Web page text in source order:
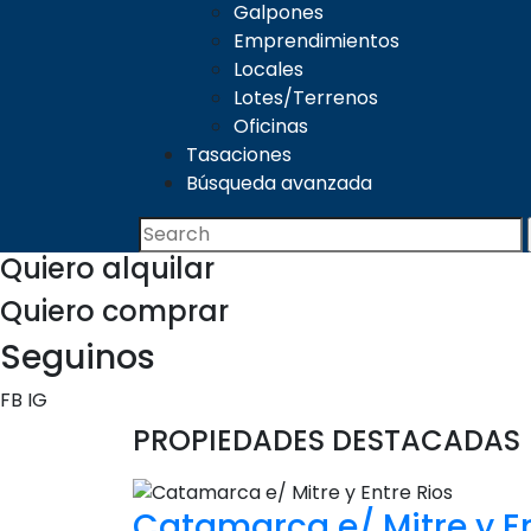
Galpones
Emprendimientos
Locales
Lotes/Terrenos
Oficinas
Tasaciones
Búsqueda avanzada
Quiero alquilar
Quiero comprar
Seguinos
FB IG
PROPIEDADES DESTACADAS